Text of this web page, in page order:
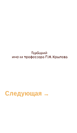
Следующая →